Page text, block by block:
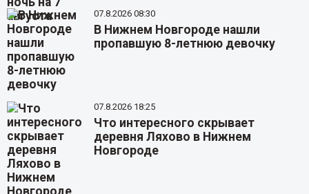
07.8.2026 08:30
В Нижнем Новгороде нашли
пропавшую 8-летнюю девочку
07.8.2026 18:25
Что интересного скрывает
деревня Ляхово в Нижнем
Новгороде